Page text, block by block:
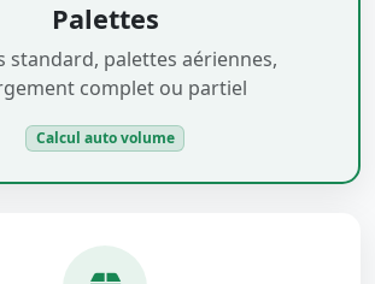
Palettes
standard, palettes aériennes,
complet ou partiel
Calcul auto volume